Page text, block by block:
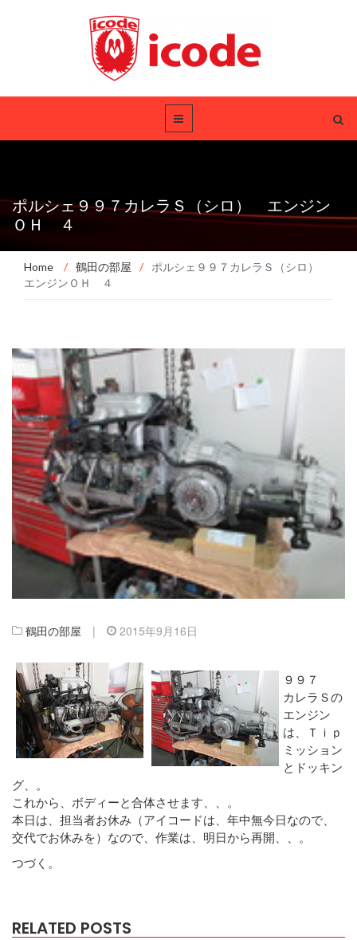
ポルシェ９９７カレラＳ（シロ） エンジン
ＯＨ ４
Home / 鶴田の部屋 /
ポルシェ９９７カレラＳ（シロ）
エンジンＯＨ ４
鶴田の部屋 | 2015年9月16日
９９７
カレラＳの
エンジン
は、Ｔｉｐ
ミッション
とドッキン
グ、。
これから、ボディーと合体させます、、。
本日は、担当者お休み（アイコードは、年中無今日なので、
交代でお休みを）なので、作業は、明日から再開、、。
つづく。
RELATED POSTS